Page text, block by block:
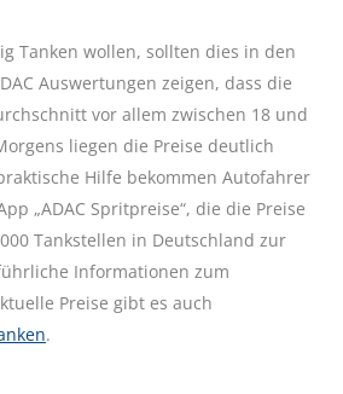
Tanken wollen, sollten dies in den
Auswertungen zeigen, dass die
vor allem zwischen 18 und
liegen die Preise deutlich
Hilfe bekommen Autofahrer
„ADAC Spritpreise“, die die Preise
Tankstellen in Deutschland zur
Informationen zum
Preise gibt es auch
.